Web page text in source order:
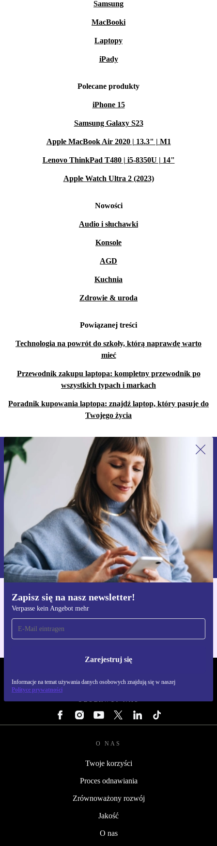
Samsung
MacBooki
Laptopy
iPady
Polecane produkty
iPhone 15
Samsung Galaxy S23
Apple MacBook Air 2020 | 13.3" | M1
Lenovo ThinkPad T480 | i5-8350U | 14"
Apple Watch Ultra 2 (2023)
Nowości
Audio i słuchawki
Konsole
AGD
Kuchnia
Zdrowie & uroda
Powiązanej treści
Technologia na powrót do szkoły, którą naprawdę warto
mieć
Przewodnik zakupu laptopa: kompletny przewodnik po
wszystkich typach i markach
Poradnik kupowania laptopa: znajdź laptop, który pasuje do
Twojego życia
Zapisz się na nasz newsletter!
Verpasse kein Angebot mehr
Zarejestruj się
Informacje na temat używania danych osobowych znajdują się w naszej
Polityce prywatności
Zapisz się na nasz newsletter!
Nie przegap żadnej oferty.
Zarejestruj się
Informacje na temat używania danych osobowych znajdują się w
naszej
Polityce prywatności
Pobierz aplikację refurbed
Dla iOS i Android
OBSERWUJ NAS
O NAS
Twoje korzyści
Proces odnawiania
Zrównoważony rozwój
Jakość
O nas